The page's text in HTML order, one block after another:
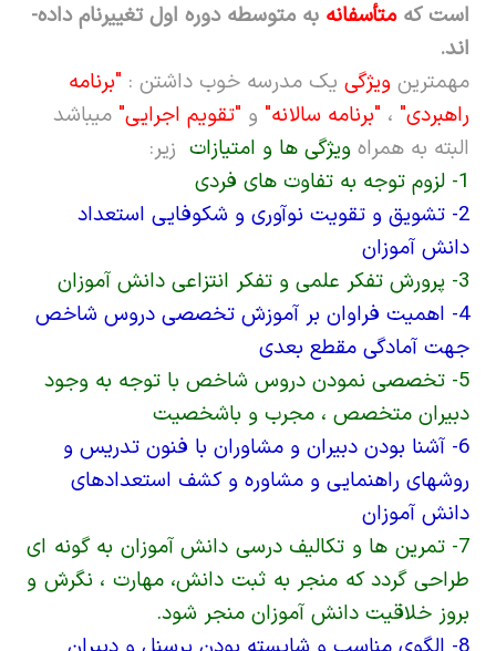
است کهمتأسفانه به متوسطه دوره اول تغییرنام داده­
اند.
مهم­ترین ویژگی یک مدرسه خوب داشتن : "برنامه
راهبردی" ، "برنامه سالانه" و "تقویم اجرایی" می­باشد
البته به همراه ویژگی­ ها و امتیازات زیر:
1- لزوم توجه ب
ه تفاوت های فردی
2- تشویق و تقویت نوآوری و شکوفایی استعداد
دانش آموزان
3- پرورش تفکر علمی و تفکر انتزاعی دانش آموزان
4- اهمیت فراوان بر آموزش تخصصی دروس شاخص
جهت آمادگی مقطع بعدی
5- تخصصی نمودن دروس شاخص با توجه به وجود
دبیران متخصص ، مجرب و باشخصیت
6- آشنا بودن دبیران و مشاوران با فنون تدریس و
روش­های راهنمایی و مشاوره و کشف استعدادهای
دانش­ آموزان
7- تمرین­ ها و تکالیف درسی دانش­ آموزان به گونه ای
طراحی گردد که منجر به ثبت دانش، مهارت ، نگرش و
بروز خلاقیت دانش آموزان منجر شود.